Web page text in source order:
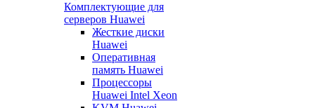
Комплектующие для
серверов Huawei
Жесткие диски
Huawei
Оперативная
память Huawei
Процессоры
Huawei Intel Xeon